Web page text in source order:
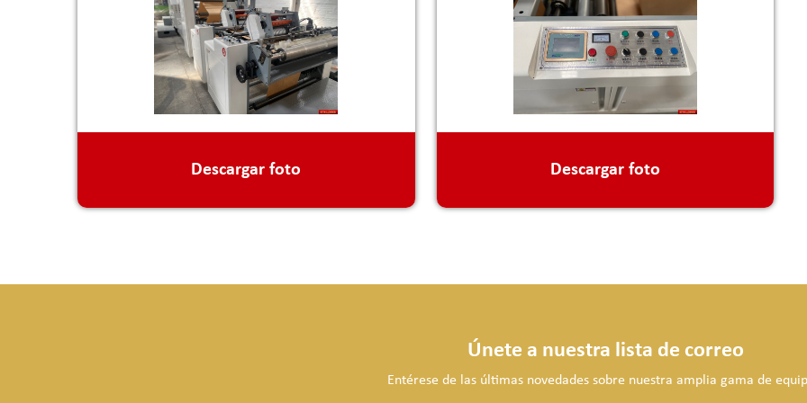
Descargar foto Descargar foto
Únete a nuestra lista de correo
Entérese de las últimas novedades sobre nuestra amplia gama de